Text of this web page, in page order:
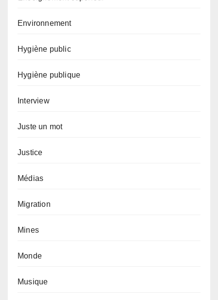
Environnement
Hygiène public
Hygiène publique
Interview
Juste un mot
Justice
Médias
Migration
Mines
Monde
Musique